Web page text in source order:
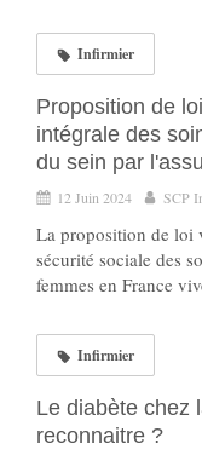
Infirmier
Proposition de
intégrale des
du sein par
12 Juin 2024 SCP
La proposition de loi
sécurité sociale des
femmes en France
Infirmier
Le diabète chez
reconnaitre ?